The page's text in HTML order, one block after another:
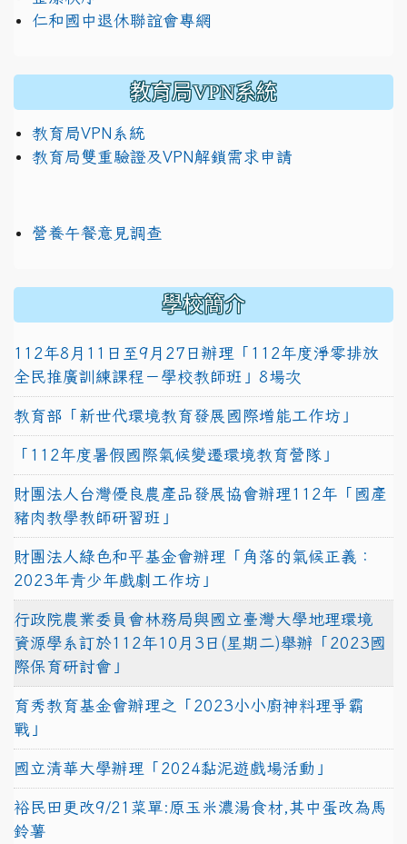
仁和國中退休聯誼會專網
教育局VPN系統
教育局VPN系統
教育局雙重驗證及VPN解鎖需求申請
營養午餐意見調查
學校簡介
112年8月11日至9月27日辦理「112年度淨零排放
全民推廣訓練課程－學校教師班」8場次
教育部「新世代環境教育發展國際增能工作坊」
「112年度暑假國際氣候變遷環境教育營隊」
財團法人台灣優良農產品發展協會辦理112年「國產
豬肉教學教師研習班」
財團法人綠色和平基金會辦理「角落的氣候正義：
2023年青少年戲劇工作坊」
行政院農業委員會林務局與國立臺灣大學地理環境
資源學系訂於112年10月3日(星期二)舉辦「2023國
際保育研討會」
育秀教育基金會辦理之「2023小小廚神料理爭霸
戰」
國立清華大學辦理「2024黏泥遊戲場活動」
裕民田更改9/21菜單:原玉米濃湯食材,其中蛋改為馬
鈴薯